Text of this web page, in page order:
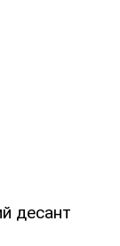
десант